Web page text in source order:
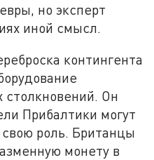
но эксперт
иной смысл.
контингента
Он
Прибалтики могут
роль. Британцы
монету в